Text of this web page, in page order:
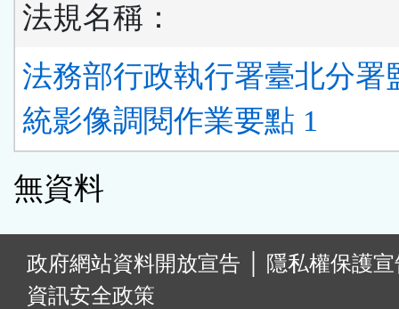
法規名稱：
法務部行政執行署臺北分署
統影像調閱作業要點 1
無資料
政府網站資料開放宣告
隱私權保護
資訊安全政策